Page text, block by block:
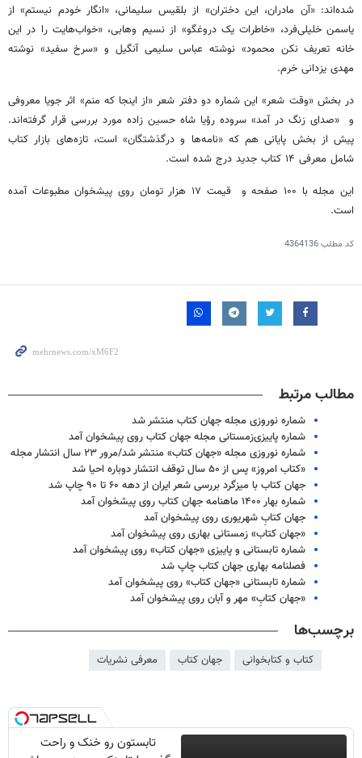
شده‌اند: «آن مادران، این دختران» از بلقیس سلیمانی، «انگار خودم نیستم» از
یاسمن خلیلی‌فرد، «خاطرات یک دروغگو» از نسیم وهابی، «خواب‌هایت را در این
خانه تعریف نکن محمود» نوشته عباس سلیمی آنگیل و «سرخ سفید» نوشته
مهدی یزدانی خرم.
در بخش «وقت شعر» این شماره دو دفتر شعر «از اینجا که منم» اثر جویا معروفی
و «صدای زنگ در آمد» سروده رؤیا شاه حسین زاده مورد بررسی قرار گرفته‌اند.
پیش از بخش پایانی هم که «نامه‌ها و درگذشتگان» است، تازه‌های بازار کتاب
شامل معرفی ۱۴ کتاب جدید درج شده است.
این مجله با ۱۰۰ صفحه و قیمت ۱۷ هزار تومان روی پیشخوان مطبوعات آمده
است.
کد مطلب4364136
مطالب مرتبط
شماره نوروزی مجله جهان کتاب منتشر شد
شماره پاییزی‌زمستانی مجله جهان کتاب روی پیشخوان آمد
شماره نوروزی مجله «جهان کتاب» منتشر شد/مرور ۲۳ سال انتشار مجله
«کتاب امروز» پس از ۵۰ سال توقف انتشار دوباره احیا شد
جهان کتاب با میزگرد بررسی شعر ایران از دهه ۶۰ تا ۹۰ چاپ شد
شماره بهار ۱۴۰۰ ماهنامه جهان کتاب روی پیشخوان آمد
جهان کتابِ شهریوری روی پیشخوان آمد
«جهان کتاب» زمستانی بهاری روی پیشخوان آمد
شماره تابستانی و پاییزی «جهان کتاب» روی پیشخوان آمد
فصلنامه بهاری جهان کتاب چاپ شد
شماره تابستانی «جهان کتاب» روی پیشخوان آمد
«جهان کتابِ» مهر و آبان روی پیشخوان آمد
برچسب‌ها
کتاب و کتابخوانی جهان کتاب معرفی نشریات
تابستون رو خنک و راحت